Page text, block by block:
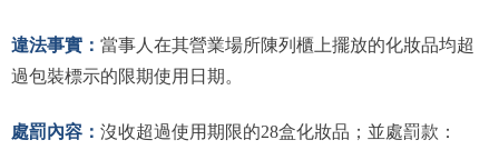
違法事實： 當事人在其營業場所陳列櫃上擺放的化妝品均超
過包裝標示的限期使用日期。
處罰內容： 沒收超過使用期限的28盒化妝品；並處罰款：